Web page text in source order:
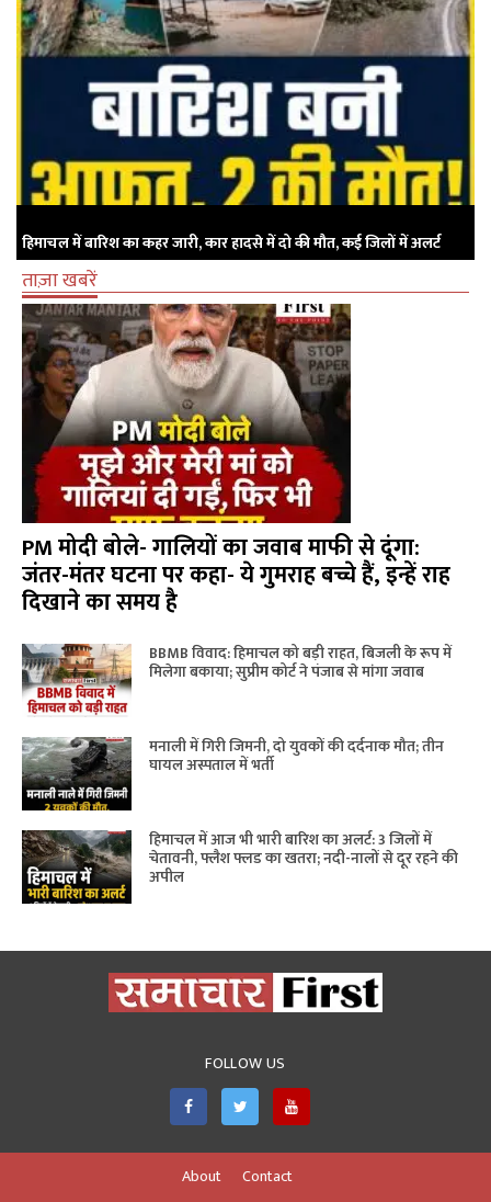
हिमाचल में बारिश का कहर जारी, कार हादसे में दो की मौत, कई जिलों में अलर्ट
ताज़ा खबरें
PM मोदी बोले- गालियों का जवाब माफी से दूंगा:
जंतर-मंतर घटना पर कहा- ये गुमराह बच्चे हैं, इन्हें राह
दिखाने का समय है
BBMB विवाद: हिमाचल को बड़ी राहत, बिजली के रूप में
मिलेगा बकाया; सुप्रीम कोर्ट ने पंजाब से मांगा जवाब
मनाली में गिरी जिमनी, दो युवकों की दर्दनाक मौत; तीन
घायल अस्पताल में भर्ती
हिमाचल में आज भी भारी बारिश का अलर्ट: 3 जिलों में
चेतावनी, फ्लैश फ्लड का खतरा; नदी-नालों से दूर रहने की
अपील
FOLLOW US
About
Contact